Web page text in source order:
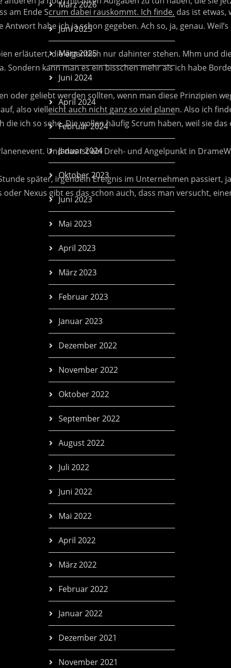
Ende Scrum dabei rauskommt. Ich finde, das ist
habe ich ja schon gegeben. Ach so, ja, genau.
erläutert, die eigentlich nur dahinter stehen. Mhm
Sondern kann man es ein bisschen mehr als ich habe
geliebt werden sollten, wenn man diese
also vielleicht auch nicht ganz so viel planen. Also
ich so sehe. Die wollen häufig Scrum haben, weil sie
Und das ist ein Dreh- und Angelpunkt in
später, irgendein Ereignis im Unternehmen
Nexus gibt es das schon auch, dass man
März 2026
Juni 2025
März 2025
Juni 2024
April 2024
Februar 2024
Januar 2024
Oktober 2023
Juni 2023
Mai 2023
April 2023
März 2023
Februar 2023
Januar 2023
Dezember 2022
November 2022
Oktober 2022
September 2022
August 2022
Juli 2022
Juni 2022
Mai 2022
April 2022
März 2022
Februar 2022
Januar 2022
Dezember 2021
November 2021